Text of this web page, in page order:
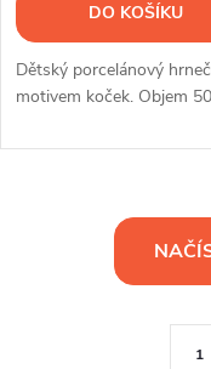
DO KOŠÍKU
Dětský porcelánový
motivem koček. Objem
1